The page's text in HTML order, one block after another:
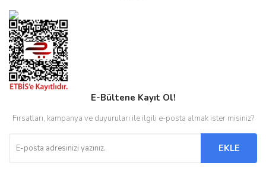
E-Bültene Kayıt Ol!
Fırsatları, kampanya ve duyuruları ile ilgili e-posta almak ister misiniz?
EKLE